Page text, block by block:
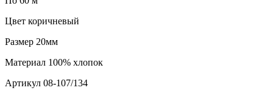
Цвет коричневый
Размер 20мм
Материал 100% хлопок
Артикул 08-107/134